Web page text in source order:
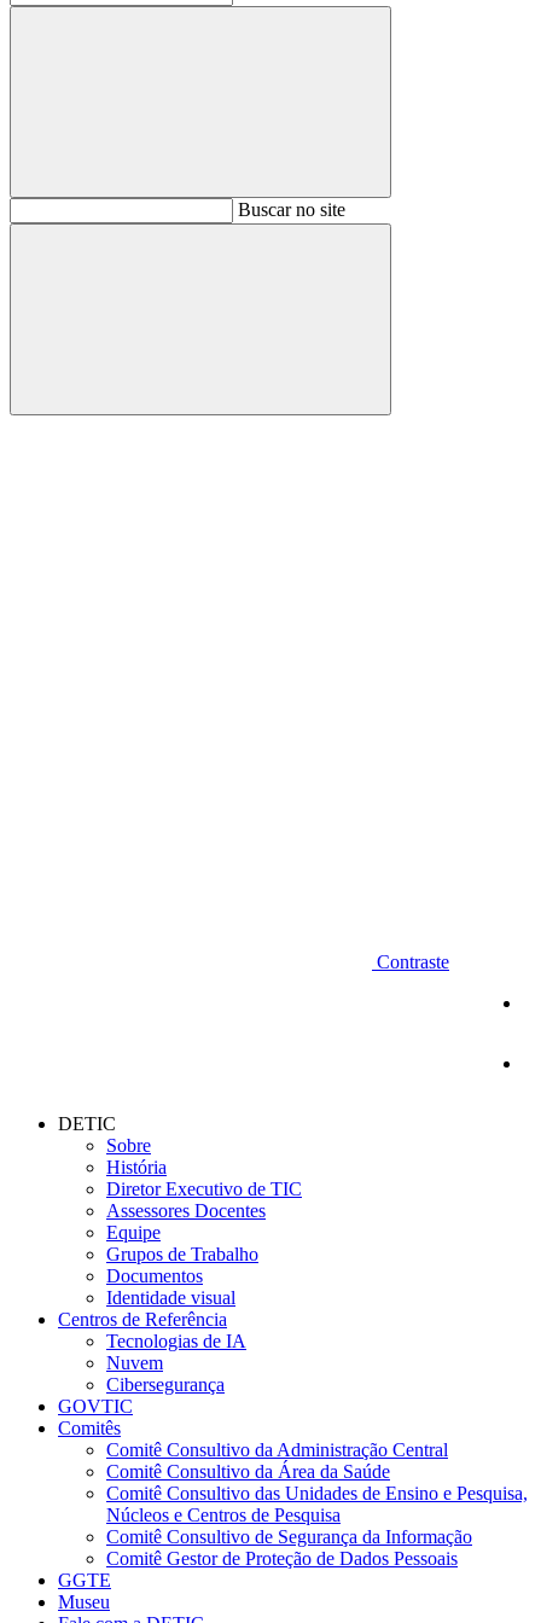
BuscarBuscar no site
Buscar
Contraste
DETIC
Sobre
História
Diretor Executivo de TIC
Assessores Docentes
Equipe
Grupos de Trabalho
Documentos
Identidade visual
Centros de Referência
Tecnologias de IA
Nuvem
Cibersegurança
GOVTIC
Comitês
Comitê Consultivo da Administração Central
Comitê Consultivo da Área da Saúde
Comitê Consultivo das Unidades de Ensino e Pesquisa,
Núcleos e Centros de Pesquisa
Comitê Consultivo de Segurança da Informação
Comitê Gestor de Proteção de Dados Pessoais
GGTE
Museu